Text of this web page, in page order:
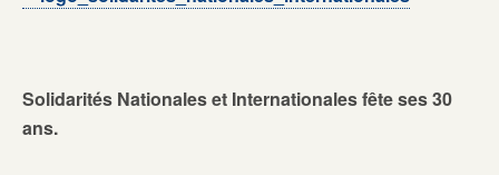
Solidarités Nationales et Internationales fête ses 30
ans.